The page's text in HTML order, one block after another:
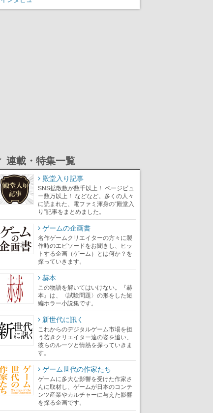
連載・特集一覧
殿堂入り記事
SNS拡散数が数千以上！ ページビュ
ー数万以上！ などなど。多くの人々
に読まれた、電ファミ渾身の“殿堂入
り”記事をまとめました。
ゲームの企画書
名作ゲームクリエイターの方々に製
作時のエピソードをお聞きし、ヒッ
トする企画（ゲーム）とは何か？を
探っていきます。
赫本
この物語を解いてはいけない。『赫
本』は、〈試験問題〉の形をした短
編ホラー小説集です。
新世代に訊く
これからのデジタルゲーム市場を担
う若きクリエイター達の姿を追い、
彼らのルーツと情熱を探っていきま
す。
ゲーム世代の作家たち
ゲームに多大な影響を受けた作家さ
んに取材し、ゲームが日本のコンテ
ンツ産業やカルチャーに与えた影響
を探る企画です。